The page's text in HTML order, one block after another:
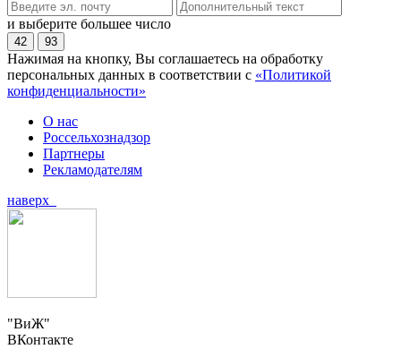
и выберите большее число
42 93
Нажимая на кнопку, Вы соглашаетесь на обработку
персональных данных в соответствии с «Политикой
конфиденциальности»
О нас
Россельхознадзор
Партнеры
Рекламодателям
наверх
"ВиЖ"
ВКонтакте